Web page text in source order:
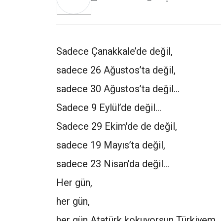
Sadece Çanakkale’de değil,
sadece 26 Ağustos’ta değil,
sadece 30 Ağustos’ta değil…
Sadece 9 Eylül’de değil…
Sadece 29 Ekim'de de değil,
sadece 19 Mayıs’ta değil,
sadece 23 Nisan’da değil…
Her gün,
her gün,